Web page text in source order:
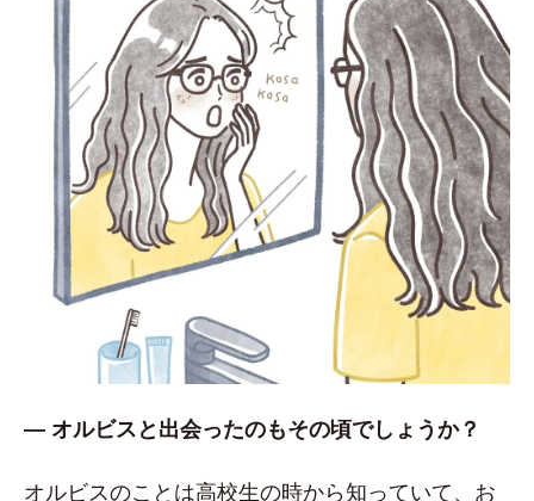
― オルビスと出会ったのもその頃でしょうか？
オルビスのことは高校生の時から知っていて、お